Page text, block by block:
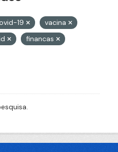
19
vacina
financas